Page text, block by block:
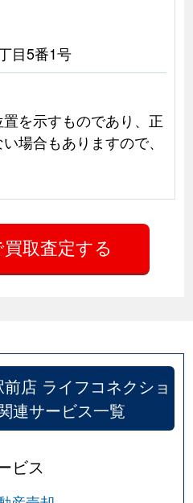
目5番1号
を示すものであり、正
場合もありますので、
店 ライフコネクショ
連サービス一覧
ビス